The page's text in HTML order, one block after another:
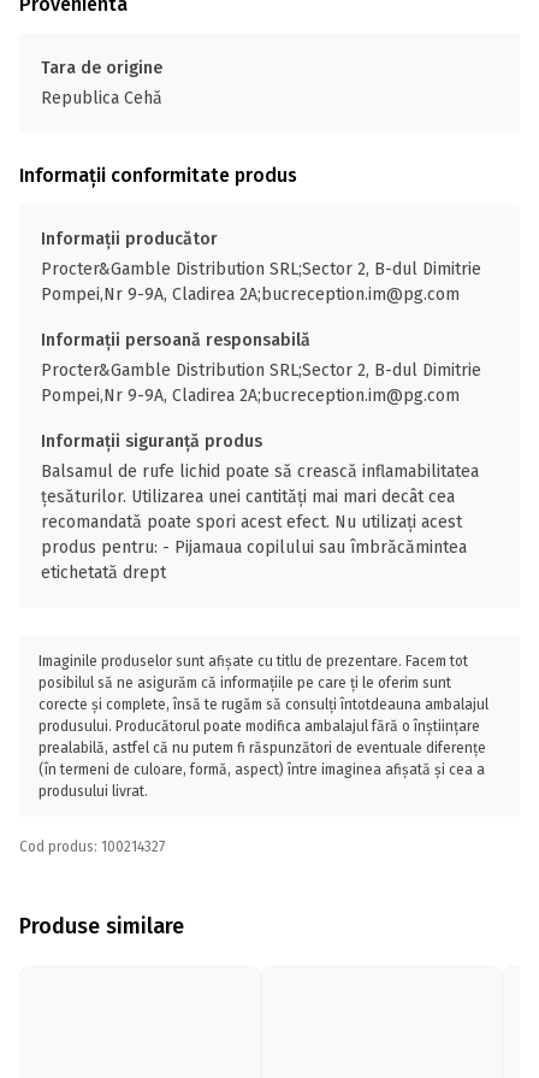
Tara de origine
Republica Cehă
Informații conformitate produs
Informații producător
Procter&Gamble Distribution SRL;Sector 2, B-dul Dimitrie
Pompei,Nr 9-9A, Cladirea 2A;bucreception.im@pg.com
Informații persoană responsabilă
Procter&Gamble Distribution SRL;Sector 2, B-dul Dimitrie
Pompei,Nr 9-9A, Cladirea 2A;bucreception.im@pg.com
Informații siguranță produs
Balsamul de rufe lichid poate să crească inflamabilitatea
ţesăturilor. Utilizarea unei cantităţi mai mari decât cea
recomandată poate spori acest efect. Nu utilizaţi acest
produs pentru: - Pijamaua copilului sau îmbrăcămintea
etichetată drept
Imaginile produselor sunt afișate cu titlu de prezentare. Facem tot
posibilul să ne asigurăm că informațiile pe care ți le oferim sunt
corecte și complete, însă te rugăm să consulți întotdeauna ambalajul
produsului. Producătorul poate modifica ambalajul fără o înștiințare
prealabilă, astfel că nu putem fi răspunzători de eventuale diferențe
(în termeni de culoare, formă, aspect) între imaginea afișată și cea a
produsului livrat.
Cod produs: 100214327
Produse similare